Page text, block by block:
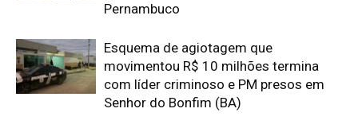
Pernambuco
Esquema de agiotagem que
movimentou R$ 10 milhões termina
com líder criminoso e PM presos em
Senhor do Bonfim (BA)